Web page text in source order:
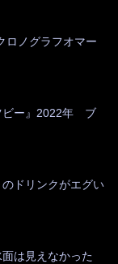
ロノグラフオマー
ビー』2022年 ブ
ドリンクがエグい
は見えなかった